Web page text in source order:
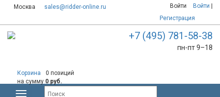
Москва sales@ridder-online.ru Войти Войти
Регистрация
+7 (495) 781-58-38
пн-пт 9–18
Корзина
0 позиций
на сумму 0 руб.